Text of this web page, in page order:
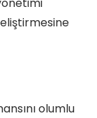
olumlu